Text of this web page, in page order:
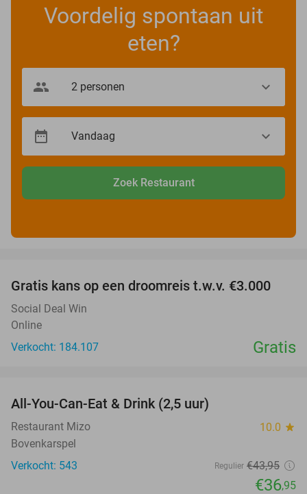
Voordelig spontaan uit
eten?
Zoek Restaurant
Gratis kans op een droomreis t.w.v. €3.000
Social Deal Win
Online
Verkocht: 184.107
Gratis
All-You-Can-Eat & Drink (2,5 uur)
Restaurant Mizo 10.0 star
Bovenkarspel
Verkocht: 543
Regulier €43,95
€36,95